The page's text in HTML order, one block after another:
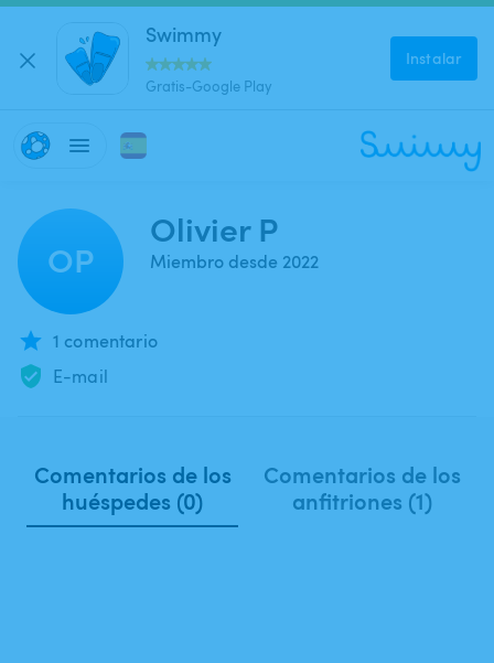
Swimmy
Gratis-Google Play
Instalar
OP
Olivier P
Miembro desde 2022
1 comentario
E-mail
Comentarios de los
huéspedes (0)
Comentarios de los
anfitriones (1)